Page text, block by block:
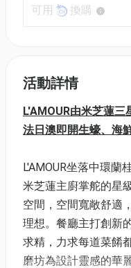
可用
換購
活動詳情
L'AMOUR由米芝蓮
法日澳即開生蠔、海
L'AMOUR坐落中環蘭
米芝蓮主廚掌舵的星
空間，空間寬敞舒適
理想。餐廳主打創新
求精，力求每道菜餚
磨坊為設計靈感的華